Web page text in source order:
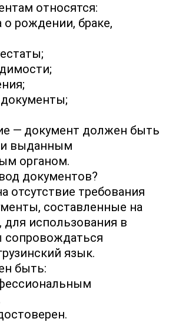
относятся:
о рождении, браке,
— документ должен быть
выданным
органом.
документов?
отсутствие требования
составленные на
для использования в
сопровождаться
язык.
быть: